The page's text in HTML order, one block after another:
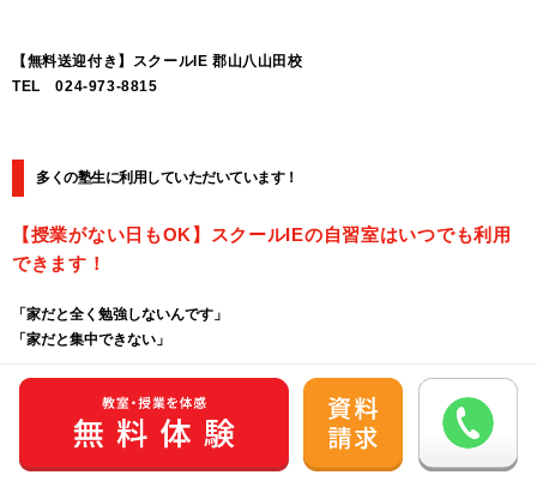
【無料送迎付き】スクールIE 郡山八山田校
TEL 024-973-8815
多くの塾生に利用していただいています！
【授業がない日もOK】スクールIEの自習室はいつでも利用
できます！
「家だと全く勉強しないんです」
「家だと集中できない」
そのようなお悩みをよく聞きます。
そんなときは是非、スクールIEの自習室を使ってください！
開校日は授業がない日でもいつでも利用することができます！！